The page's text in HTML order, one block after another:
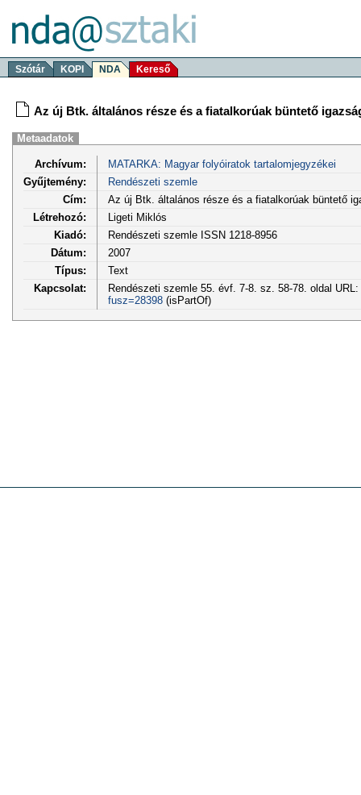
Szótár KOPI NDA Kereső
Az új Btk. általános része és a fiatalkorúak büntető
Metaadatok
Archívum:
MATARKA: Magyar folyóiratok tartalomjegyzékei
Gyűjtemény:
Rendészeti szemle
Cím:
Az új Btk. általános része és a fiatalkorúak büntető
Létrehozó:
Ligeti Miklós
Kiadó:
Rendészeti szemle ISSN 1218-8956
Dátum:
2007
Típus:
Text
Kapcsolat:
Rendészeti szemle 55. évf. 7-8. sz. 58-78. oldal URL:
fusz=28398(isPartOf)